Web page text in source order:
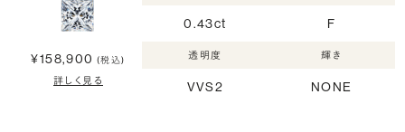
¥158,900 (税込)
詳しく見る
0.43ct F
透明度
VVS2
輝き
NONE